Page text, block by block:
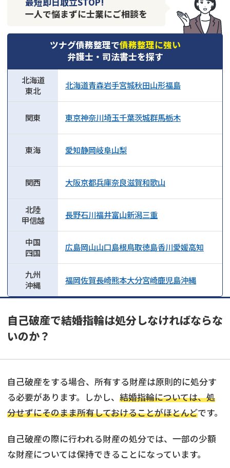
一人で悩まずに士業にご相談を
ツナグ債務整理で債務整理に強い
弁護士・司法書士を探す
北海道
東北
北海道青森岩手宮城秋田山形福島
関東 東京神奈川埼玉千葉茨城群馬栃木
東海 愛知静岡岐阜山梨
関西 大阪京都兵庫奈良滋賀和歌山
北陸
甲信越
長野石川福井富山新潟三重
中国
四国
広島岡山山口島根鳥取徳島香川愛媛高知
九州
沖縄
福岡佐賀長崎熊本大分宮崎鹿児島沖縄
自己破産で結婚指輪は処分しなければならな
いのか？
自己破産をする場合、所有する財産は原則的に処分す
る必要があります。しかし、 結婚指輪については、処
分せずにそのまま所有しておけることがほとんどです。
自己破産の際に行われる財産の処分では、一部の少額
な財産については保持できることになっています。